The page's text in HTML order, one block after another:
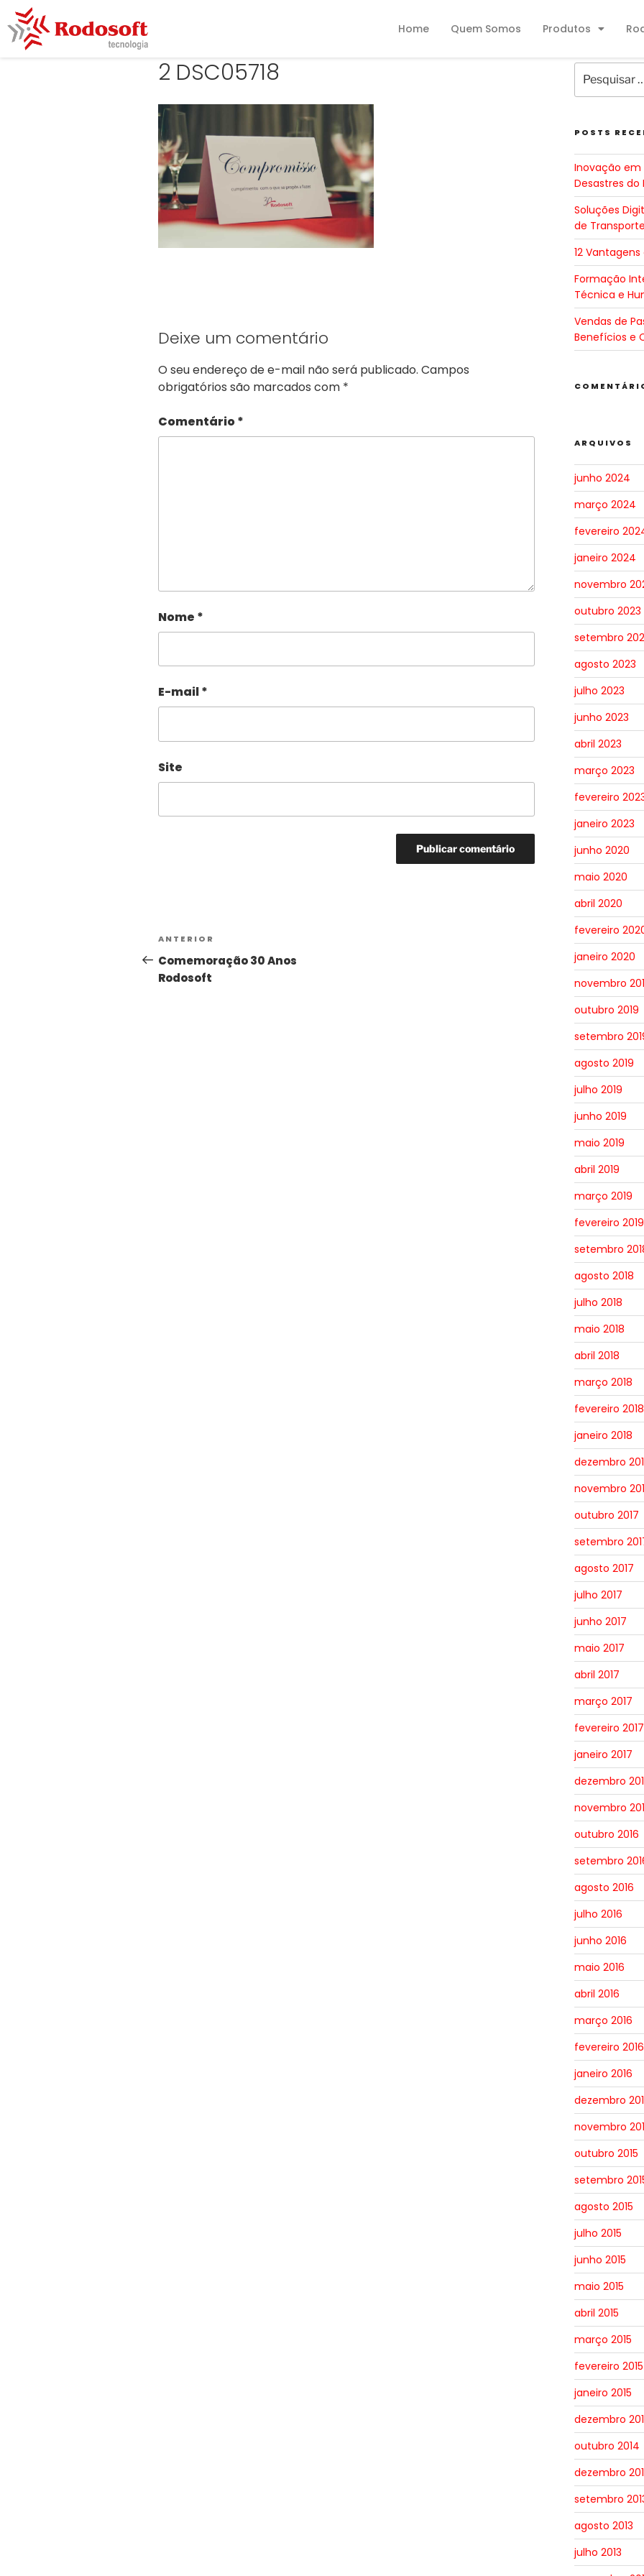
Home Quem Somos Produtos
2 DSC05718
Deixe um comentário
O seu endereço de e-mail não será publicado. Campos
obrigatórios são marcados com *
Comentário*
Nome *
E-mail*
Site
ANTERIOR
Comemoração 30 Anos
Rodosoft
POSTS
Inovação em
Desastres do
Soluções
de
12
Formação
Técnica e
Vendas de
Benefícios e
ARQUIVOS
junho 2024
março 2024
fevereiro
janeiro 2024
novembro
outubro 2023
setembro
agosto 2023
julho 2023
junho 2023
abril 2023
março 2023
fevereiro
janeiro 2023
junho 2020
maio 2020
abril 2020
fevereiro
janeiro 2020
novembro
outubro 2019
setembro
agosto 2019
julho 2019
junho 2019
maio 2019
abril 2019
março 2019
fevereiro 2019
setembro
agosto 2018
julho 2018
maio 2018
abril 2018
março 2018
fevereiro 2018
janeiro 2018
dezembro
novembro
outubro 2017
setembro
agosto 2017
julho 2017
junho 2017
maio 2017
abril 2017
março 2017
fevereiro 2017
janeiro 2017
dezembro
novembro
outubro 2016
setembro
agosto 2016
julho 2016
junho 2016
maio 2016
abril 2016
março 2016
fevereiro 2016
janeiro 2016
dezembro
novembro
outubro 2015
setembro
agosto 2015
julho 2015
junho 2015
maio 2015
abril 2015
março 2015
fevereiro 2015
janeiro 2015
dezembro
outubro 2014
dezembro
setembro
agosto 2013
julho 2013